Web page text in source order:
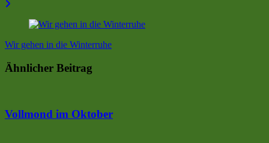
Wir gehen in die Winterruhe
Ähnlicher Beitrag
Vollmond im Oktober